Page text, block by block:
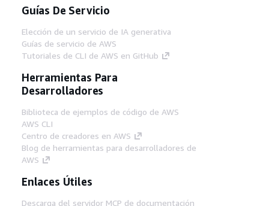
Guías De Servicio
Elección de un servicio de IA generativa
Guías de servicio de AWS
Tutoriales de CLI de AWS en GitHub
Herramientas Para
Desarrolladores
Biblioteca de ejemplos de código de AWS
AWS CLI
Centro de creadores en AWS
Blog de herramientas para desarrolladores de
AWS
Enlaces Útiles
Descarga del servidor MCP de documentación